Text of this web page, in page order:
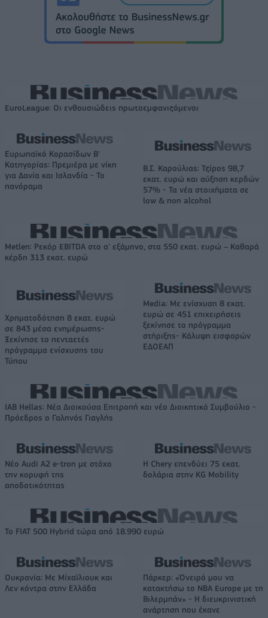
EuroLeague: Οι ενθουσιώδεις πρωτοεμφανιζόμενοι
Ευρωπαϊκό Κορασίδων Β'
Κατηγορίας: Πρεμιέρα με νίκη
για Δανία και Ισλανδία - Το
πανόραμα
Β.Σ. Καρούλιας: Τζίρος 98,7
εκατ. ευρώ και αύξηση κερδών
57% - Τα νέα στοιχήματα σε
low & non alcohol
Metlen: Ρεκόρ EBITDA στο α' εξάμηνο, στα 550 εκατ. ευρώ – Καθαρά
κέρδη 313 εκατ. ευρώ
Χρηματοδότηση 8 εκατ. ευρώ
σε 843 μέσα ενημέρωσης-
Ξεκίνησε το πενταετές
πρόγραμμα ενίσχυσης του
Τύπου
Media: Με ενίσχυση 8 εκατ.
ευρώ σε 451 επιχειρήσεις
ξεκίνησε το πρόγραμμα
στήριξης- Κάλυψη εισφορών
ΕΔΟΕΑΠ
IAB Hellas: Νέα Διοικούσα Επιτροπή και νέο Διοικητικό Συμβούλιο -
Πρόεδρος ο Γαληνός Γιαγλής
Νέο Audi A2 e-tron με στόχο
την κορυφή της
αποδοτικότητας
Η Chery επενδύει 75 εκατ.
δολάρια στην KG Mobility
Το FIAT 500 Hybrid τώρα από 18.990 ευρώ
Ουκρανία: Με Μίχαϊλιουκ και
Λεν κόντρα στην Ελλάδα
Πάρκερ: «Όνειρό μου να
κατακτήσω το ΝΒΑ Europe με τη
Βιλερμπάν» - Η διευκρινιστική
ανάρτηση που έκανε